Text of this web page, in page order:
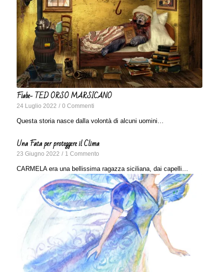
Fiabe- TED ORSO MARSICANO
24 Luglio 2022 / 0 Commenti
Questa storia nasce dalla volontà di alcuni uomini…
Una Fata per proteggere il Clima
23 Giugno 2022 / 1 Commento
CARMELA era una bellissima ragazza siciliana, dai capelli…